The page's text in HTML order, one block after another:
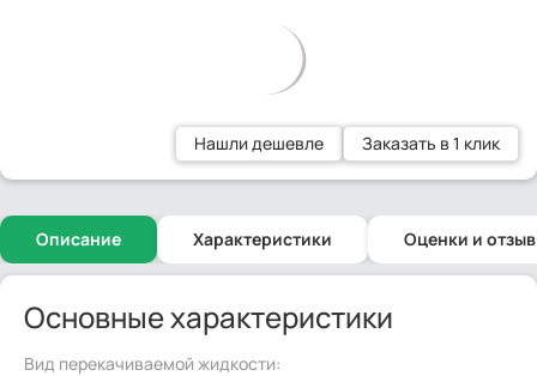
Нашли дешевле Заказать в 1 клик
Описание Характеристики Оценки и
Основные характеристики
Вид перекачиваемой жидкости: